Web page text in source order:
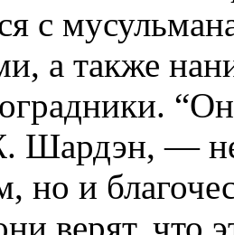
с
а также
Шардэн, —
но и
верят, что